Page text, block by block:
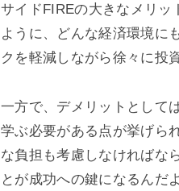
サイドFIREの大きなメリ
ように、どんな経済環境に
クを軽減しながら徐々に投
一方で、デメリットとして
学ぶ必要がある点が挙げら
な負担も考慮しなければな
とが成功への鍵になるんだよ